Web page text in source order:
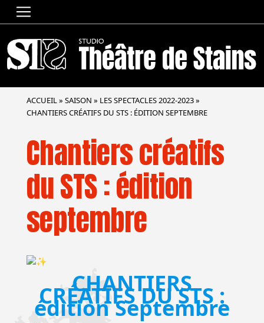
ACCUEIL» SAISON » LES SPECTACLES 2022-2023»
CHANTIERS CRÉATIFS DU STS : ÉDITION SEPTEMBRE
Chantiers créatifs
du STS : édition
septembre
CHANTIERS
CRÉATIFS DU STS :
édition Septembre